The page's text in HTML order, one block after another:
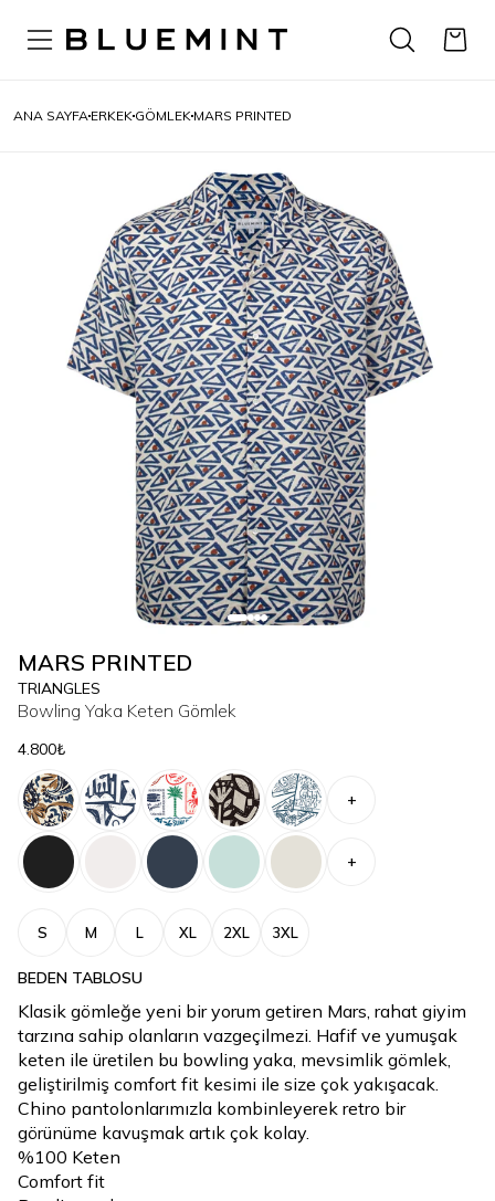
ANA SAYFA ERKEK GÖMLEK MARS PRINTED
MARS PRINTED
TRIANGLES
Bowling Yaka Keten Gömlek
4.800₺
+
+
S M L XL 2XL 3XL
BEDEN TABLOSU
Klasik gömleğe yeni bir yorum getiren Mars, rahat giyim
tarzına sahip olanların vazgeçilmezi. Hafif ve yumuşak
keten ile üretilen bu bowling yaka, mevsimlik gömlek,
geliştirilmiş comfort fit kesimi ile size çok yakışacak.
Chino pantolonlarımızla kombinleyerek retro bir
görünüme kavuşmak artık çok kolay.
%100 Keten
Comfort fit